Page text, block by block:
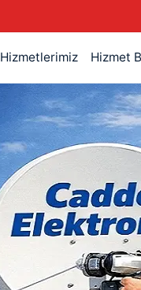
Hizmetlerimiz Hizmet